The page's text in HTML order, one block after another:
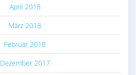
April 2018
März 2018
Februar 2018
Dezember 2017